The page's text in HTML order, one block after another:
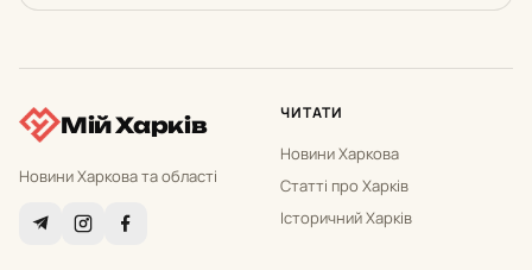
Мій Харків
Новини Харкова та області
ЧИТАТИ
Новини Харкова
Статті про Харків
Історичний Харків